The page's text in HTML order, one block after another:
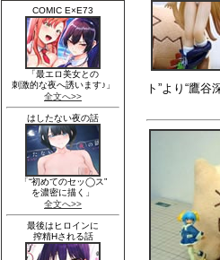
ト”より“鷹谷